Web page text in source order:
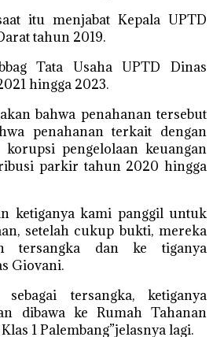
itu menjabat Kepala UPTD
tahun 2019.
Tata Usaha UPTD Dinas
hingga 2023.
bahwa penahanan tersebut
penahanan terkait dengan
pengelolaan keuangan
parkir tahun 2020 hingga
ketiganya kami panggil untuk
setelah cukup bukti, mereka
tersangka dan ke tiganya
Giovani.
sebagai tersangka, ketiganya
dibawa ke Rumah Tahanan
1 Palembang”jelasnya lagi.